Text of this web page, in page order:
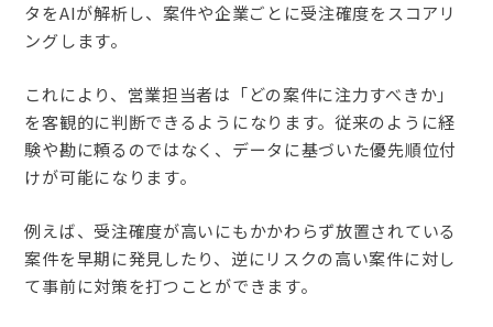
タをAIが解析し、案件や企業ごとに受注確度をスコアリ
ングします。
これにより、営業担当者は「どの案件に注力すべきか」
を客観的に判断できるようになります。従来のように経
験や勘に頼るのではなく、データに基づいた優先順位付
けが可能になります。
例えば、受注確度が高いにもかかわらず放置されている
案件を早期に発見したり、逆にリスクの高い案件に対し
て事前に対策を打つことができます。